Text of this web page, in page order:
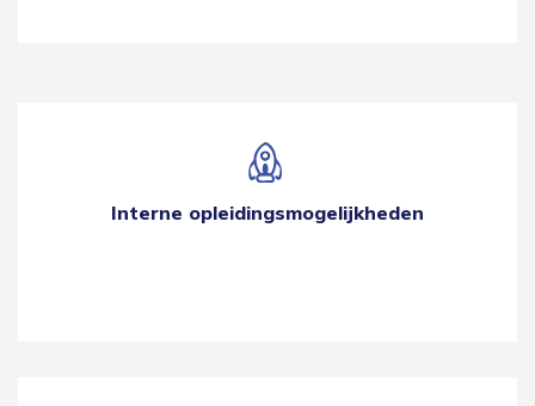
Interne opleidingsmogelijkheden